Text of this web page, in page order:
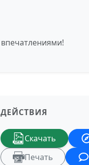
ДЕЙСТВИЯ
Скачать
Печать